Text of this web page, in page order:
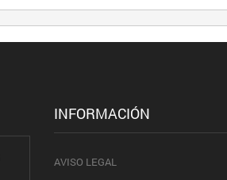
INFORMACIÓN
AVISO LEGAL